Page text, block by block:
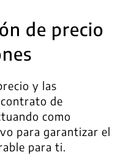
de precio
y las
de
como
para garantizar el
para ti.